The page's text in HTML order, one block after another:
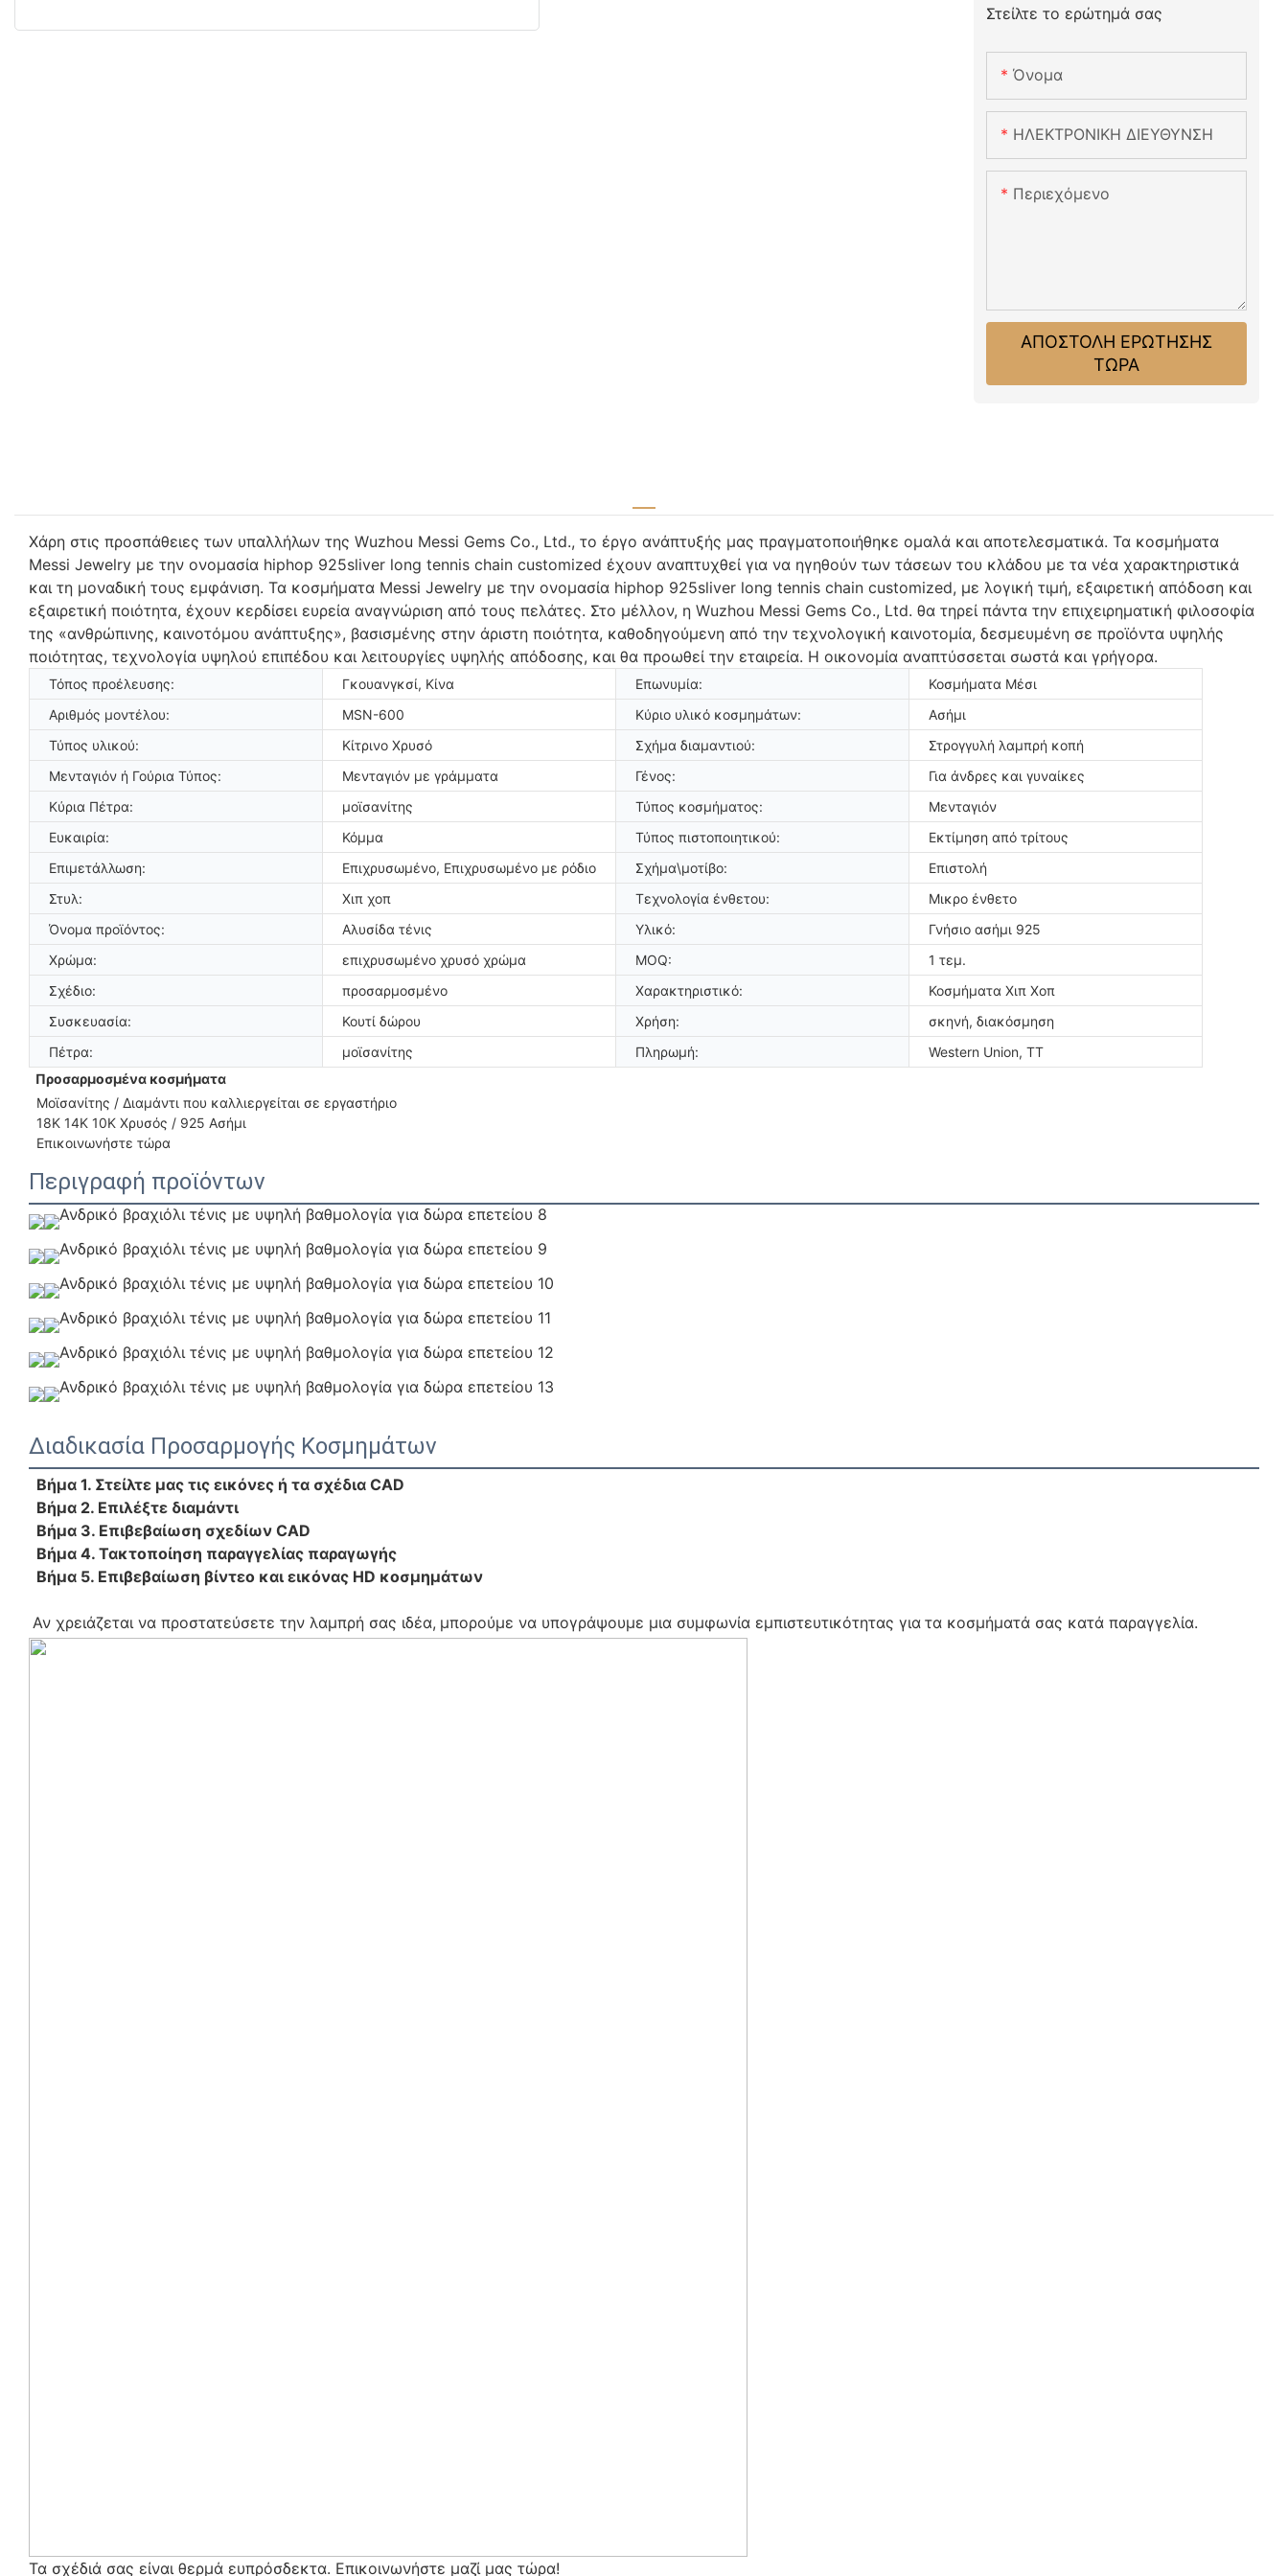
Στείλτε το ερώτημά σας
Όνομα
ΗΛΕΚΤΡΟΝΙΚΗ ΔΙΕΥΘΥΝΣΗ
Περιεχόμενο
ΑΠΟΣΤΟΛΉ ΕΡΏΤΗΣΗΣ
ΤΏΡΑ
Χάρη στις προσπάθειες των υπαλλήλων της Wuzhou Messi Gems Co., Ltd., το έργο ανάπτυξής μας πραγματοποιήθηκε ομαλά και αποτελεσματικά. Τα κοσμήματα
Messi Jewelry με την ονομασία hiphop 925sliver long tennis chain customized έχουν αναπτυχθεί για να ηγηθούν των τάσεων του κλάδου με τα νέα χαρακτηριστικά
και τη μοναδική τους εμφάνιση. Τα κοσμήματα Messi Jewelry με την ονομασία hiphop 925sliver long tennis chain customized, με λογική τιμή, εξαιρετική απόδοση και
εξαιρετική ποιότητα, έχουν κερδίσει ευρεία αναγνώριση από τους πελάτες. Στο μέλλον, η Wuzhou Messi Gems Co., Ltd. θα τηρεί πάντα την επιχειρηματική φιλοσοφία
της «ανθρώπινης, καινοτόμου ανάπτυξης», βασισμένης στην άριστη ποιότητα, καθοδηγούμενη από την τεχνολογική καινοτομία, δεσμευμένη σε προϊόντα υψηλής
ποιότητας, τεχνολογία υψηλού επιπέδου και λειτουργίες υψηλής απόδοσης, και θα προωθεί την εταιρεία. Η οικονομία αναπτύσσεται σωστά και γρήγορα.
Τόπος προέλευσης: Γκουανγκσί, Κίνα Επωνυμία:
Κοσμήματα Μέσι
Αριθμός μοντέλου:
MSN-600 Κύριο υλικό κοσμημάτων:
Ασήμι
Τύπος υλικού:
Κίτρινο Χρυσό Σχήμα διαμαντιού:
Στρογγυλή λαμπρή κοπή
Μενταγιόν ή Γούρια Τύπος:
Μενταγιόν με γράμματα Γένος:
Για άνδρες και γυναίκες
Κύρια Πέτρα:
μοϊσανίτης Τύπος κοσμήματος:
Μενταγιόν
Ευκαιρία:
Κόμμα Τύπος πιστοποιητικού:
Εκτίμηση από τρίτους
Επιμετάλλωση:
Επιχρυσωμένο, Επιχρυσωμένο με ρόδιο Σχήμα\μοτίβο:
Επιστολή
Στυλ:
Χιπ χοπ Τεχνολογία ένθετου:
Μικρο ένθετο
Όνομα προϊόντος:
Αλυσίδα τένις Υλικό:
Γνήσιο ασήμι 925
Χρώμα:
επιχρυσωμένο χρυσό χρώμα MOQ:
1 τεμ.
Σχέδιο:
προσαρμοσμένο Χαρακτηριστικό:
Κοσμήματα Χιπ Χοπ
Συσκευασία:
Κουτί δώρου Χρήση:
σκηνή, διακόσμηση
Πέτρα:
μοϊσανίτης Πληρωμή:
Western Union, TT
Προσαρμοσμένα κοσμήματα
Μοϊσανίτης / Διαμάντι που καλλιεργείται σε εργαστήριο
18Κ 14Κ 10Κ Χρυσός / 925 Ασήμι
Επικοινωνήστε τώρα
Περιγραφή προϊόντων
Διαδικασία Προσαρμογής Κοσμημάτων
Βήμα 1. Στείλτε μας τις εικόνες ή τα σχέδια CAD
Βήμα 2. Επιλέξτε διαμάντι
Βήμα 3. Επιβεβαίωση σχεδίων CAD
Βήμα 4. Τακτοποίηση παραγγελίας παραγωγής
Βήμα 5. Επιβεβαίωση βίντεο και εικόνας HD κοσμημάτων
Αν χρειάζεται να προστατεύσετε την λαμπρή σας ιδέα, μπορούμε να υπογράψουμε μια συμφωνία εμπιστευτικότητας για τα κοσμήματά σας κατά παραγγελία.
Τα σχέδιά σας είναι θερμά ευπρόσδεκτα. Επικοινωνήστε μαζί μας τώρα!